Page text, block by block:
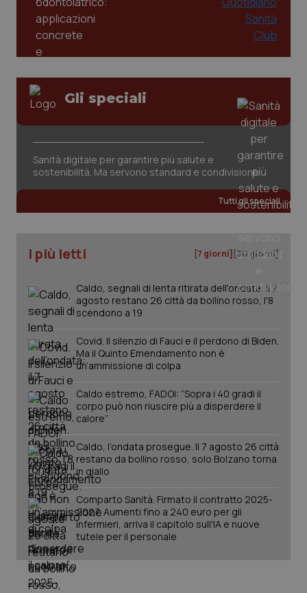
Gli speciali
Sanità digitale per garantire più salute e
sostenibilità. Ma servono standard e condivisione
Tutti gli speciali
I più letti [7 giorni] [30 giorni]
Caldo, segnali di lenta ritirata dell'ondata: il 7
agosto restano 26 città da bollino rosso, l'8
scendono a 19
Covid. Il silenzio di Fauci e il perdono di Biden.
Ma il Quinto Emendamento non è
un’ammissione di colpa
Caldo estremo, FADOI: “Sopra i 40 gradi il
corpo può non riuscire più a disperdere il
calore”
Caldo, l’ondata prosegue. Il 7 agosto 26 città
restano da bollino rosso, solo Bolzano torna
in giallo
Comparto Sanità. Firmato il contratto 2025-
2027. Aumenti fino a 240 euro per gli
infermieri, arriva il capitolo sull'IA e nuove
tutele per il personale
www.quotidianosanita.it
5
tracking-sites-ironfish-
tracking-enable
www.quotidianosanita.it
tracking-sites-ironfish-
session-id
_ga
Google LLC
.quotidianosanita.it